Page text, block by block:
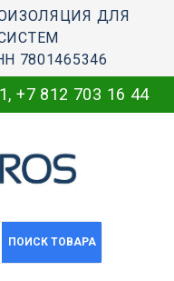
ДЛЯ
7801465346
, +7 812 703 16 44
ПОИСК ТОВАРА